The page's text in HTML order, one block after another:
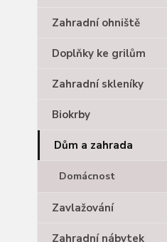
Zahradní ohniště
Doplňky ke grilům
Zahradní skleníky
Biokrby
Dům a zahrada
Domácnost
Zavlažování
Zahradní nábytek